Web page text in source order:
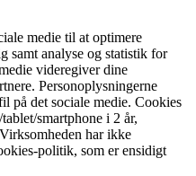
medie til at optimere
samt analyse og statistik for
videregiver dine
Personoplysningerne
på det sociale medie. Cookies
smartphone i 2 år,
har ikke
politik, som er ensidigt